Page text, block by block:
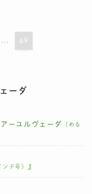
... 69
ーダ
ーユルヴェーダ
（める
ンド号） 』